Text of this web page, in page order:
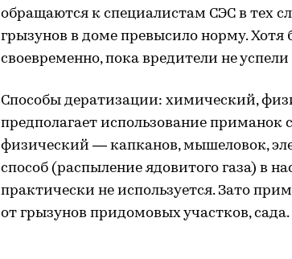
обращаются к специалистам СЭС в тех
грызунов в доме превысило норму. Хотя
своевременно, пока вредители не
Способы дератизации: химический,
предполагает использование приманок
физический — капканов, мышеловок,
способ (распыление ядовитого газа) в
практически не используется. Зато
от грызунов придомовых участков, сада.